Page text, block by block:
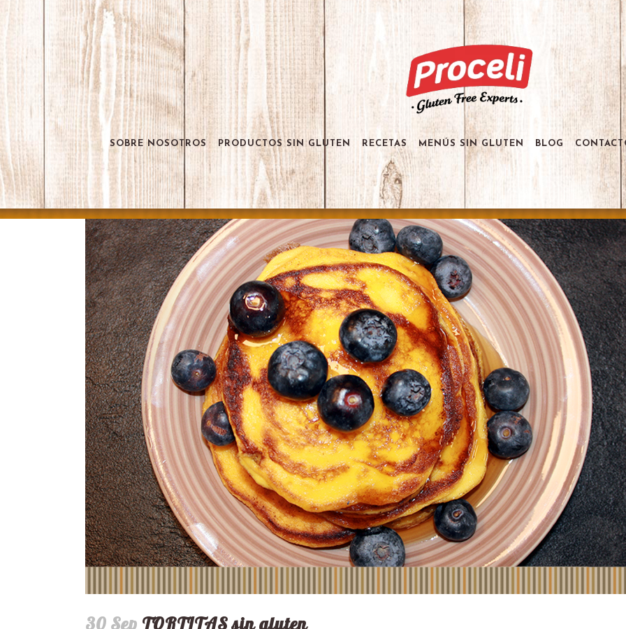
SOBRE NOSOTROS PRODUCTOS SIN GLUTEN RECETAS MENÚS SIN GLUTEN BLOG
30 Sep TORTITAS sin gluten